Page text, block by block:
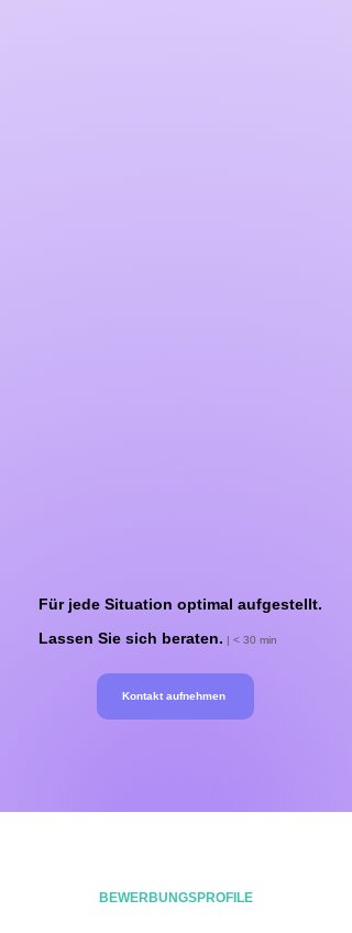
Kontakt aufnehmen
Für jede Situation optimal aufgestellt.
Lassen Sie sich beraten. | < 30 min
BEWERBUNGSPROFILE